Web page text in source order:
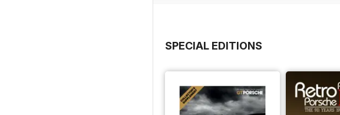
SPECIAL EDITIONS